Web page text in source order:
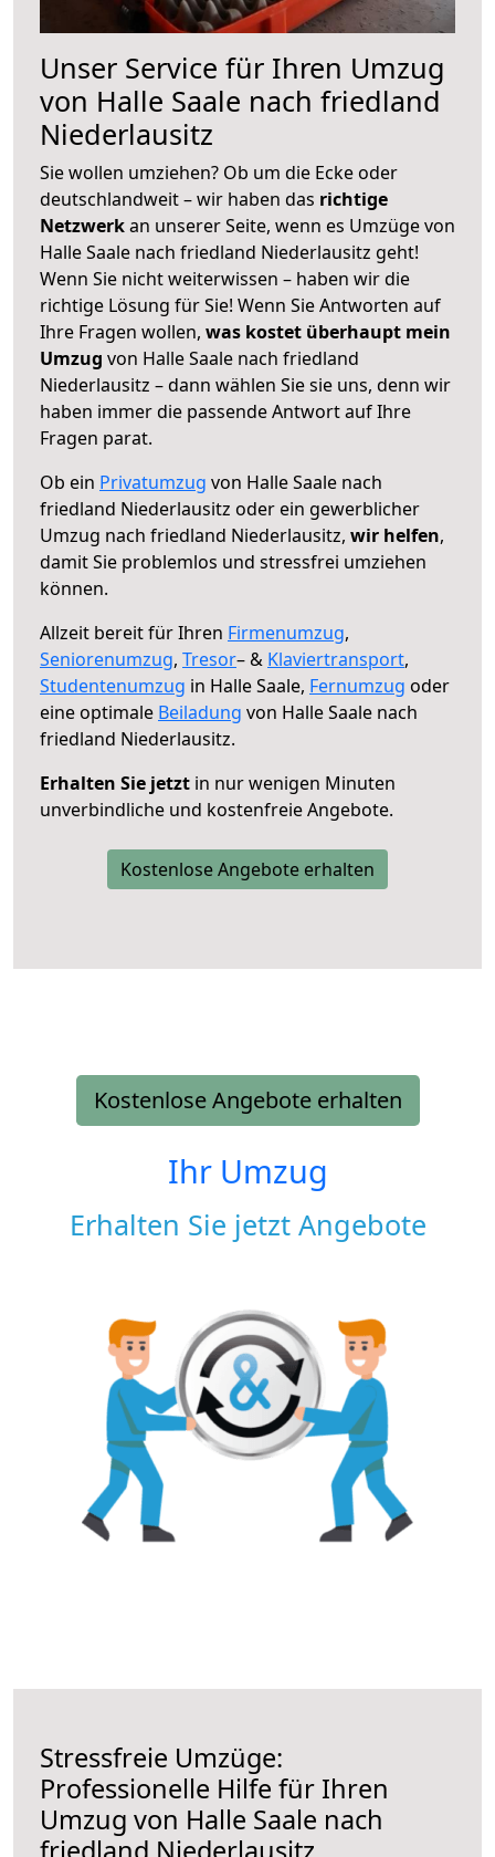
Unser Service für Ihren Umzug
von Halle Saale nach friedland
Niederlausitz
Sie wollen umziehen? Ob um die Ecke oder
deutschlandweit – wir haben das richtige
Netzwerkan unserer Seite, wenn es Umzüge von
Halle Saale nach friedland Niederlausitz geht!
Wenn Sie nicht weiterwissen – haben wir die
richtige Lösung für Sie! Wenn Sie Antworten auf
Ihre Fragen wollen, was kostet überhaupt mein
Umzug von Halle Saale nach friedland
Niederlausitz – dann wählen Sie sie uns, denn wir
haben immer die passende Antwort auf Ihre
Fragen parat.
Ob ein Privatumzug von Halle Saale nach
friedland Niederlausitz oder ein gewerblicher
Umzug nach friedland Niederlausitz, wir helfen,
damit Sie problemlos und stressfrei umziehen
können.
Allzeit bereit für Ihren Firmenumzug,
Seniorenumzug, Tresor– & Klaviertransport,
Studentenumzug in Halle Saale, Fernumzug oder
eine optimale Beiladung von Halle Saale nach
friedland Niederlausitz.
Erhalten Sie jetzt in nur wenigen Minuten
unverbindliche und kostenfreie Angebote.
Kostenlose Angebote erhalten
Kostenlose Angebote erhalten
Ihr Umzug
Erhalten Sie jetzt Angebote
Stressfreie Umzüge:
Professionelle Hilfe für Ihren
Umzug von Halle Saale nach